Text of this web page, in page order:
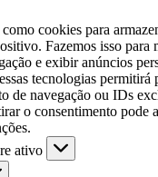
cookies para
Fazemos isso para
e exibir anúncios
tecnologias permitirá
de navegação ou IDs
o consentimento pode
ativo